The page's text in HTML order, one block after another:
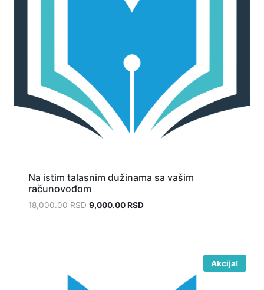
Na istim talasnim dužinama sa vašim
računovođom
18,000.00RSD 9,000.00RSD
Akcija!